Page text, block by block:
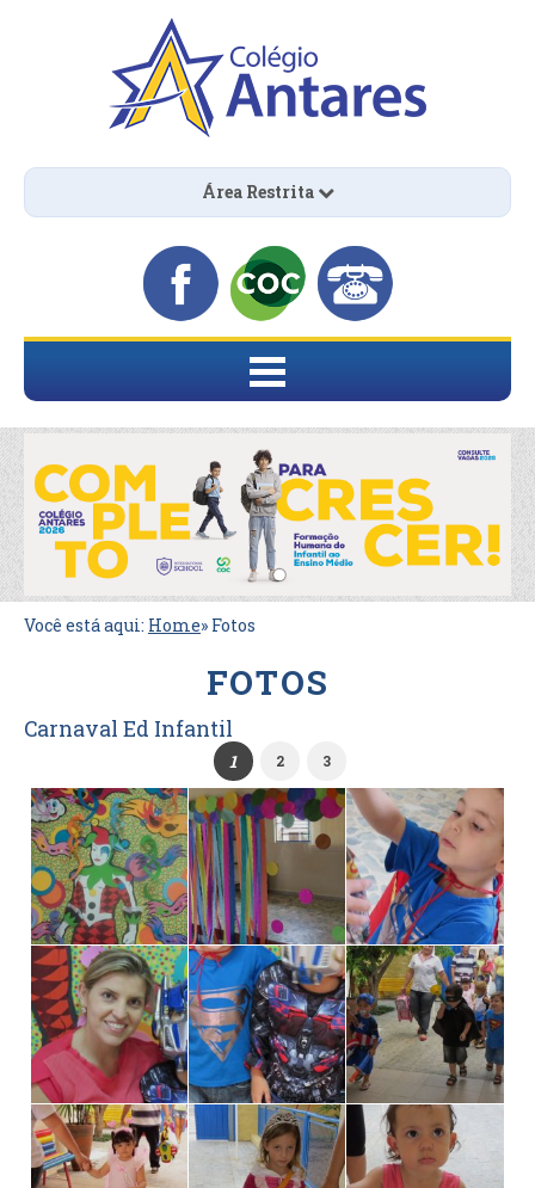
Área Restrita
Você está aqui: Home» Fotos
FOTOS
Carnaval Ed Infantil
1 2 3